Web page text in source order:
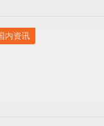
内资讯